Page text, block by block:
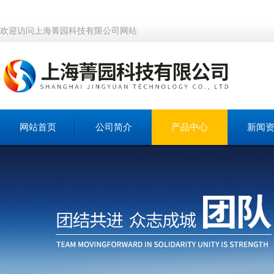
欢迎访问上海菁园科技有限公司网站
网站首页 公司简介 产品中心 新闻